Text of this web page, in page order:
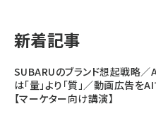
llmo (1167)
新着記事
SUBARUのブランド想起戦略／
は「量」より「質」／動画広告をAI
【マーケター向け講演】